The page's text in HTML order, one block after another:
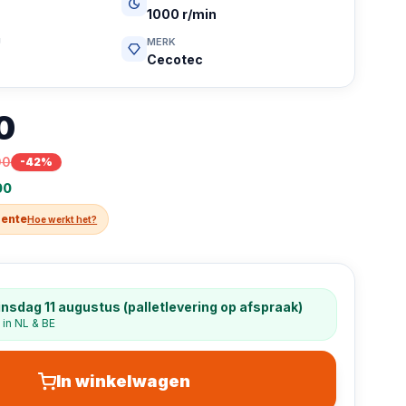
1000 r/min
MERK
Cecotec
-42%
Hoe werkt het?
11 augustus (palletlevering op afspraak)
NL & BE
In winkelwagen